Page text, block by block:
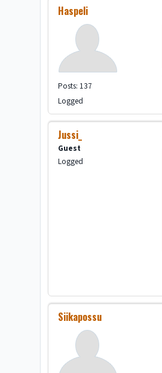
Haspeli
Posts: 137
Logged
Jussi_
Guest
Logged
Siikapossu